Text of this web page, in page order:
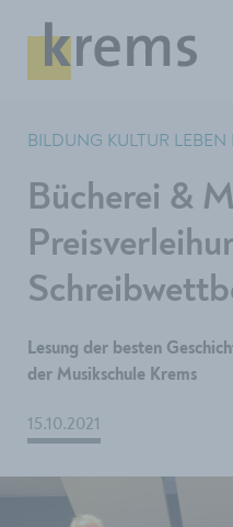
BILDUNG KULTUR LEBEN
Bücherei &
Lesung der besten
der Musikschule Krems
15.10.2021